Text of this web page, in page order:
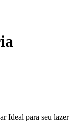
Ideal para seu lazer